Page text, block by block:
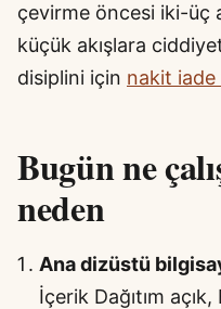
çevirme öncesi iki-üç
küçük akışlara
disiplini için nakit iade
Bugün ne
neden
Ana dizüstü
İçerik Dağıtım